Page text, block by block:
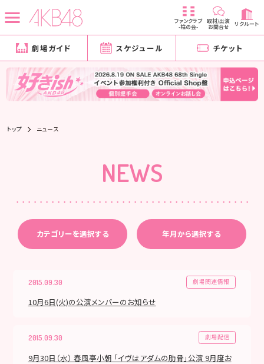
ファンクラブ
-柱の会-
取材/出演
お問合せ リクルート
劇場ガイド スケジュール チケット
トップ ニュース
NEWS
カテゴリーを選択する 年月から選択する
2015.09.30 劇場関連情報
10月6日(火)の公演メンバーのお知らせ
2015.09.30 劇場配信
9月30日（水） 春風亭小朝 「イヴはアダムの肋骨」公演 9月度お